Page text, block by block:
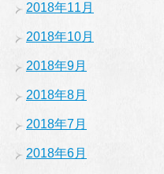
2018年11月
2018年10月
2018年9月
2018年8月
2018年7月
2018年6月